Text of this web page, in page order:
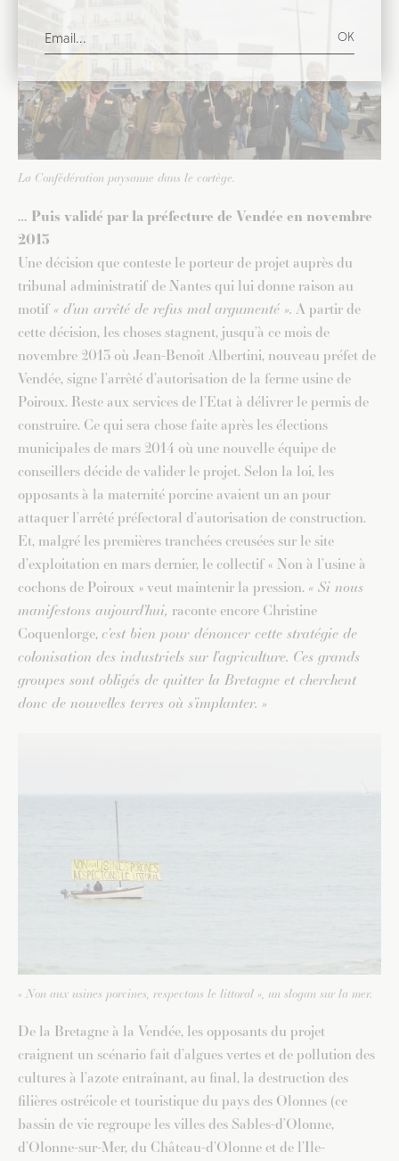
La Confédération paysanne dans le cortège.
… Puis validé par la préfecture de Vendée en novembre
2013
Une décision que conteste le porteur de projet auprès du
tribunal administratif de Nantes qui lui donne raison au
motif « d’un arrêté de refus mal argumenté ». A partir de
cette décision, les choses stagnent, jusqu’à ce mois de
novembre 2013 où Jean-Benoît Albertini, nouveau préfet de
Vendée, signe l’arrêté d’autorisation de la ferme usine de
Poiroux. Reste aux services de l’Etat à délivrer le permis de
construire. Ce qui sera chose faite après les élections
municipales de mars 2014 où une nouvelle équipe de
conseillers décide de valider le projet. Selon la loi, les
opposants à la maternité porcine avaient un an pour
attaquer l’arrêté préfectoral d’autorisation de construction.
Et, malgré les premières tranchées creusées sur le site
d’exploitation en mars dernier, le collectif « Non à l’usine à
cochons de Poiroux » veut maintenir la pression. « Si nous
manifestons aujourd’hui, raconte encore Christine
Coquenlorge,c’est bien pour dénoncer cette stratégie de
colonisation des industriels sur l’agriculture. Ces grands
groupes sont obligés de quitter la Bretagne et cherchent
donc de nouvelles terres où s’implanter. »
« Non aux usines porcines, respectons le littoral », un slogan sur la mer.
De la Bretagne à la Vendée, les opposants du projet
craignent un scénario fait d’algues vertes et de pollution des
cultures à l’azote entraînant, au final, la destruction des
filières ostréicole et touristique du pays des Olonnes (ce
bassin de vie regroupe les villes des Sables-d’Olonne,
d’Olonne-sur-Mer, du Château-d’Olonne et de l’Ile-